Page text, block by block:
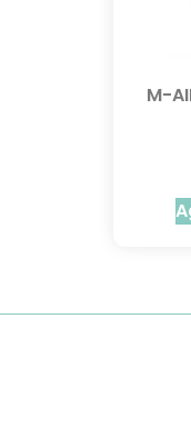
M-